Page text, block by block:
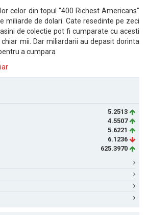
celor din topul "400 Richest Americans"
miliarde de dolari. Cate resedinte pe zeci
de colectie pot fi cumparate cu acesti
mii. Dar miliardarii au depasit dorinta
a cumpara
5.2513
4.5507
5.6221
6.1236
625.3970